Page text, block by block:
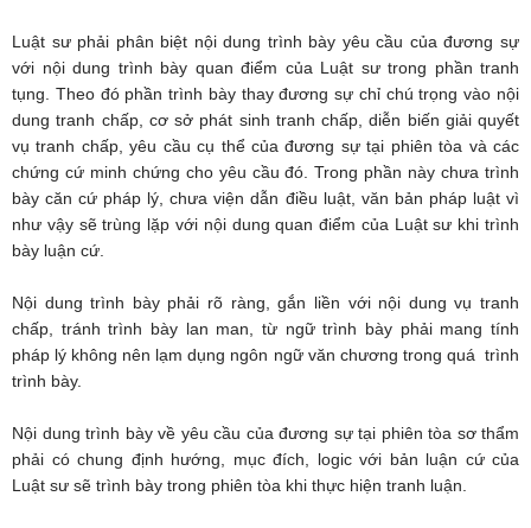
Luật sư phải phân biệt nội dung trình bày yêu cầu của đương sự
với nội dung trình bày quan điểm của Luật sư trong phần tranh
tụng. Theo đó phần trình bày thay đương sự chỉ chú trọng vào nội
dung tranh chấp, cơ sở phát sinh tranh chấp, diễn biến giải quyết
vụ tranh chấp, yêu cầu cụ thể của đương sự tại phiên tòa và các
chứng cứ minh chứng cho yêu cầu đó. Trong phần này chưa trình
bày căn cứ pháp lý, chưa viện dẫn điều luật, văn bản pháp luật vì
như vậy sẽ trùng lặp với nội dung quan điểm của Luật sư khi trình
bày luận cứ.
Nội dung trình bày phải rõ ràng, gắn liền với nội dung vụ tranh
chấp, tránh trình bày lan man, từ ngữ trình bày phải mang tính
pháp lý không nên lạm dụng ngôn ngữ văn chương trong quá trình
trình bày.
Nội dung trình bày về yêu cầu của đương sự tại phiên tòa sơ thẩm
phải có chung định hướng, mục đích, logic với bản luận cứ của
Luật sư sẽ trình bày trong phiên tòa khi thực hiện tranh luận.